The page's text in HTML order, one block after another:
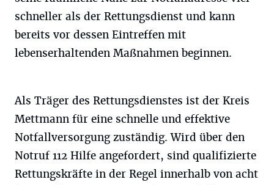
schneller als der Rettungsdienst und kann
bereits vor dessen Eintreffen mit
lebenserhaltenden Maßnahmen beginnen.
Als Träger des Rettungsdienstes ist der Kreis
Mettmann für eine schnelle und effektive
Notfallversorgung zuständig. Wird über den
Notruf 112 Hilfe angefordert, sind qualifizierte
Rettungskräfte in der Regel innerhalb von acht